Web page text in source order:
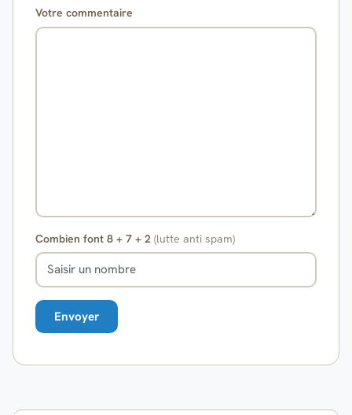
Votre commentaire
Combien font 8 + 7 + 2 (lutte anti spam)